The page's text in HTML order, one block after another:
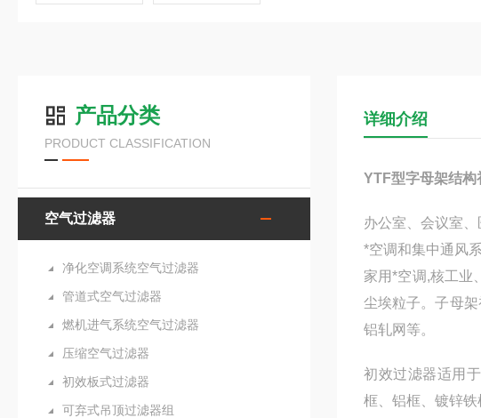
产品分类
PRODUCT CLASSIFICATION
空气过滤器
净化空调系统空气过滤器
管道式空气过滤器
燃机进气系统空气过滤器
压缩空气过滤器
初效板式过滤器
可弃式吊顶过滤器组
详细介绍
YTF型字母架结构
办公室、会议室
*空调和集中通风
家用*空调,核工业
尘埃粒子。子母
铝轧网等。
初效过滤器适用
框、铝框、镀锌